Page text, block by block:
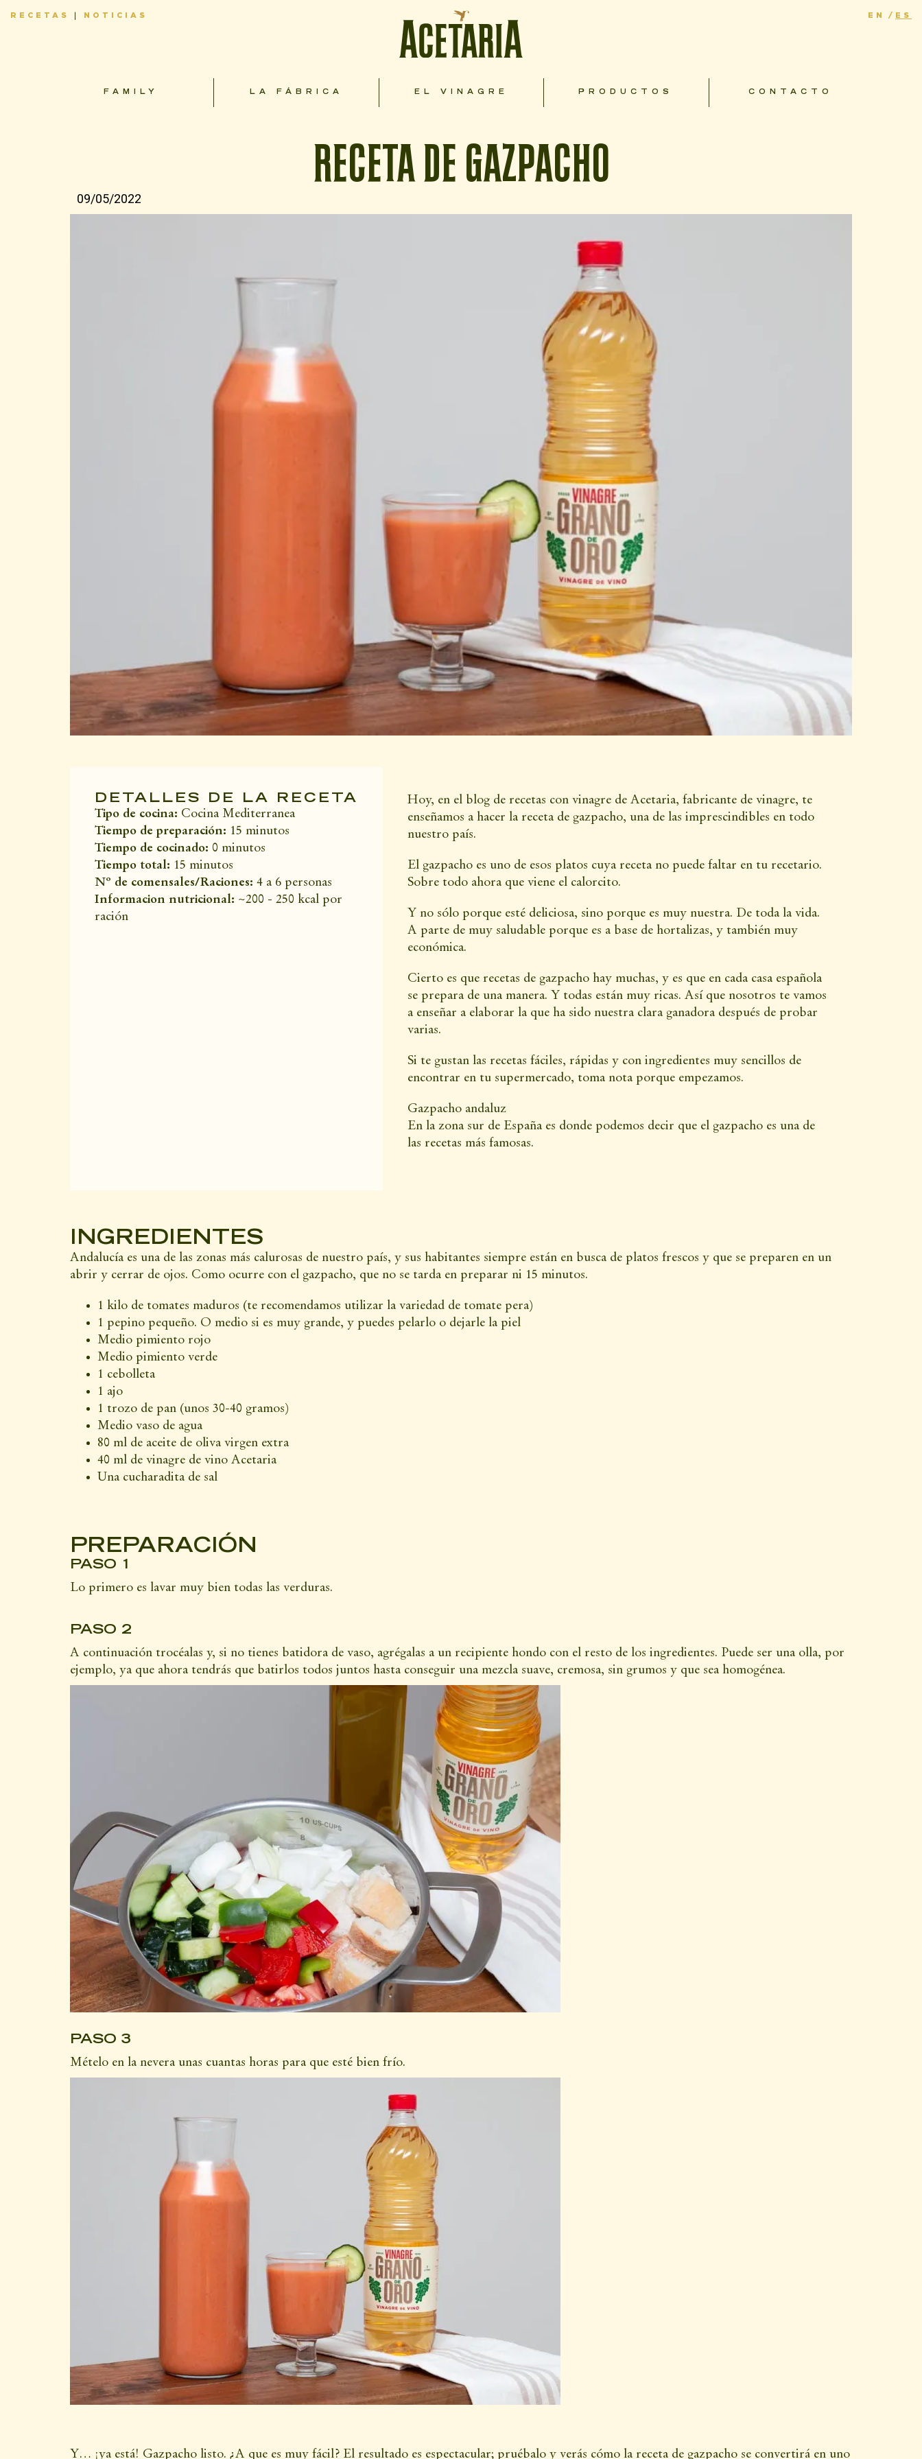
RECETAS NOTICIAS EN ES
FAMILY LA FÁBRICA EL VINAGRE PRODUCTOS CONTACTO
RECETA DE GAZPACHO
09/05/2022
DETALLES DE LA RECETA
Tipo de cocina: Cocina Mediterranea
Tiempo de preparación: 15 minutos
Tiempo de cocinado: 0 minutos
Tiempo total: 15 minutos
Nº de comensales/Raciones: 4 a 6 personas
Informacion nutricional: ~200 - 250 kcal por
ración
Hoy, en el blog de recetas con vinagre de Acetaria, fabricante de vinagre, te
enseñamos a hacer la receta de gazpacho, una de las imprescindibles en todo
nuestro país.
El gazpacho es uno de esos platos cuya receta no puede faltar en tu recetario.
Sobre todo ahora que viene el calorcito.
Y no sólo porque esté deliciosa, sino porque es muy nuestra. De toda la vida.
A parte de muy saludable porque es a base de hortalizas, y también muy
económica.
Cierto es que recetas de gazpacho hay muchas, y es que en cada casa española
se prepara de una manera. Y todas están muy ricas. Así que nosotros te vamos
a enseñar a elaborar la que ha sido nuestra clara ganadora después de probar
varias.
Si te gustan las recetas fáciles, rápidas y con ingredientes muy sencillos de
encontrar en tu supermercado, toma nota porque empezamos.
Gazpacho andaluz
En la zona sur de España es donde podemos decir que el gazpacho es una de
las recetas más famosas.
INGREDIENTES
Andalucía es una de las zonas más calurosas de nuestro país, y sus habitantes siempre están en busca de platos frescos y que se preparen en un
abrir y cerrar de ojos. Como ocurre con el gazpacho, que no se tarda en preparar ni 15 minutos.
1 kilo de tomates maduros (te recomendamos utilizar la variedad de tomate pera)
1 pepino pequeño. O medio si es muy grande, y puedes pelarlo o dejarle la piel
Medio pimiento rojo
Medio pimiento verde
1 cebolleta
1 ajo
1 trozo de pan (unos 30-40 gramos)
Medio vaso de agua
80 ml de aceite de oliva virgen extra
40 ml de vinagre de vino Acetaria
Una cucharadita de sal
PREPARACIÓN
PASO 1
Lo primero es lavar muy bien todas las verduras.
PASO 2
A continuación trocéalas y, si no tienes batidora de vaso, agrégalas a un recipiente hondo con el resto de los ingredientes. Puede ser una olla, por
ejemplo, ya que ahora tendrás que batirlos todos juntos hasta conseguir una mezcla suave, cremosa, sin grumos y que sea homogénea.
PASO 3
Mételo en la nevera unas cuantas horas para que esté bien frío.
Y… ¡ya está! Gazpacho listo. ¿A que es muy fácil? El resultado es espectacular; pruébalo y verás cómo la receta de gazpacho se convertirá en uno